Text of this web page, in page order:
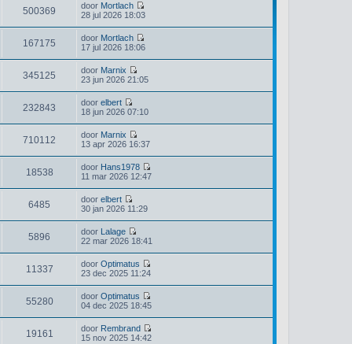
500369 door Mortlach
B
j
k
a
s
t
e
e
r
i
c
28 jul 2026 18:03
167175 door Mortlach
B
j
k
a
s
t
e
b
e
r
c
t
17 jul 2026 18:06
345125 door Marnix
B
j
k
a
t
s
t
e
e
r
c
23 jun 2026 21:05
232843 door elbert
B
k
i
j
k
l
a
s
t
e
b
e
r
i
c
t
18 jun 2026 07:10
710112 door Marnix
B
i
j
k
a
s
t
e
b
e
r
i
c
13 apr 2026 16:37
18538 door Hans1978
B
k
e
e
r
c
11 mar 2026 12:47
6485 door elbert
B
k
i
j
k
l
a
s
t
e
b
e
30 jan 2026 11:29
5896 door Lalage
B
i
j
k
l
a
s
22 mar 2026 18:41
11337 door Optimatus
j
k
a
23 dec 2025 11:24
55280 door Optimatus
B
j
04 dec 2025 18:45
19161 door Rembrand
15 nov 2025 14:42